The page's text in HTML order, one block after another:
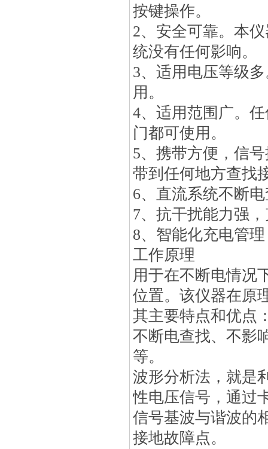
按键操作。
2、安全可靠。本
统没有任何影响。
3、适用电压等级
用。
4、适用范围广。
门都可使用。
5、携带方便，信
带到任何地方查找
6、直流系统不断
7、抗干扰能力强
8、智能化充电管
工作原理
用于在不断电情况
位置。该仪器在原
其主要特点和优点
不断电查找、不影
等。
波形分析法，就是
性电压信号，通过
信号基波与谐波的
接地故障点。